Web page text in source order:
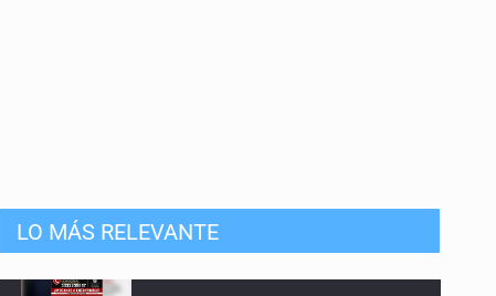
LO MÁS RELEVANTE